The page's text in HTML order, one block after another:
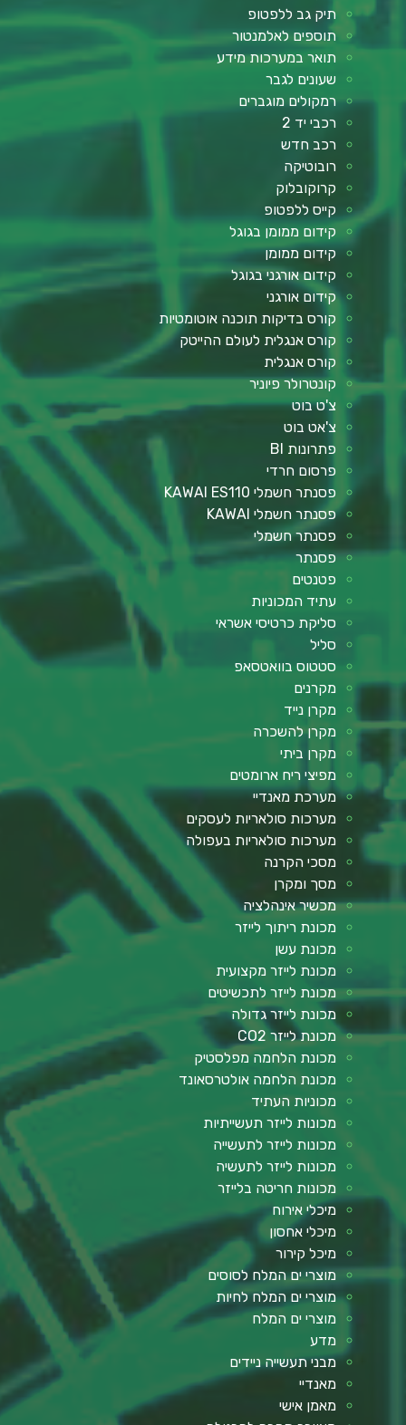
תיק גב ללפטופ
תוספים לאלמנטור
תואר במערכות מידע
שעונים לגבר
רמקולים מוגברים
רכבי יד 2
רכב חדש
רובוטיקה
קרוקובלוק
קייס ללפטופ
קידום ממומן בגוגל
קידום ממומן
קידום אורגני בגוגל
קידום אורגני
קורס בדיקות תוכנה אוטומטיות
קורס אנגלית לעולם ההייטק
קורס אנגלית
קונטרולר פיוניר
צ'ט בוט
צ'אט בוט
פתרונות BI
פרסום חרדי
פסנתר חשמלי KAWAI ES110
פסנתר חשמלי KAWAI
פסנתר חשמלי
פסנתר
פטנטים
עתיד המכוניות
סליקת כרטיסי אשראי
סליל
סטטוס בוואטסאפ
מקרנים
מקרן נייד
מקרן להשכרה
מקרן ביתי
מפיצי ריח ארומטים
מערכת מאנדיי
מערכות סולאריות לעסקים
מערכות סולאריות בעפולה
מסכי הקרנה
מסך ומקרן
מכשיר אינהלציה
מכונת ריתוך לייזר
מכונת עשן
מכונת לייזר מקצועית
מכונת לייזר לתכשיטים
מכונת לייזר גדולה
מכונת לייזר CO2
מכונת הלחמה מפלסטיק
מכונת הלחמה אולטרסאונד
מכוניות העתיד
מכונות לייזר תעשייתיות
מכונות לייזר לתעשייה
מכונות לייזר לתעשיה
מכונות חריטה בלייזר
מיכלי אירוח
מיכלי אחסון
מיכל קירור
מוצרי ים המלח לסוסים
מוצרי ים המלח לחיות
מוצרי ים המלח
מדע
מבני תעשייה ניידים
מאנדיי
מאמן אישי